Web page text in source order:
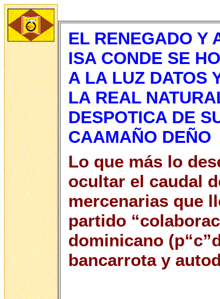
EL RENEGADO Y
ISA CONDE SE
A LA LUZ DATOS
LA REAL
DESPOTICA DE
CAAMAÑO DEÑO
Lo que más lo
ocultar el caudal
mercenarias que
partido
dominicano
bancarrota y